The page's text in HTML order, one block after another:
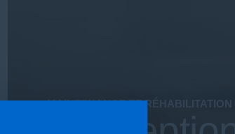
MAINTENANCE ET RÉHABILITATION